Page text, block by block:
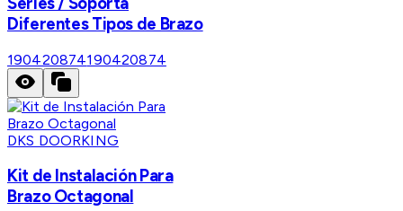
Diferentes Tipos de Brazo
190420874190420874
DKS DOORKING
Kit de Instalación Para
Brazo Octagonal